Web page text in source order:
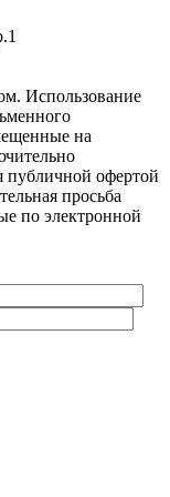
Использование
на
публичной офертой
просьба
по электронной